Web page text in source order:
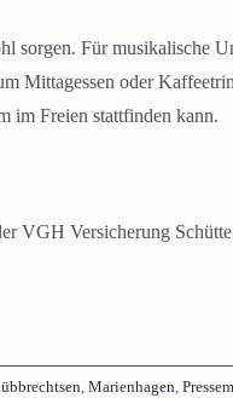
sorgen. Für musikalische
Mittagessen oder
im Freien stattfinden kann.
VGH Versicherung
, Marienhagen,